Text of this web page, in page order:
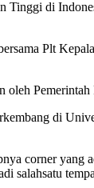
Tinggi di
Plt
oleh Pemerintah
di
corner yang
salahsatu